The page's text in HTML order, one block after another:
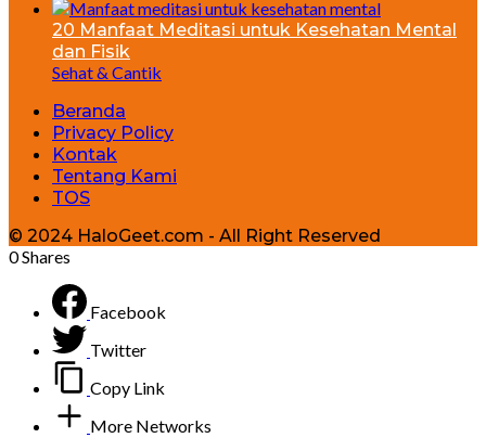
20 Manfaat Meditasi untuk Kesehatan Mental
dan Fisik
Sehat & Cantik
Beranda
Privacy Policy
Kontak
Tentang Kami
TOS
© 2024 HaloGeet.com - All Right Reserved
0Shares
Facebook
Twitter
Copy Link
More Networks